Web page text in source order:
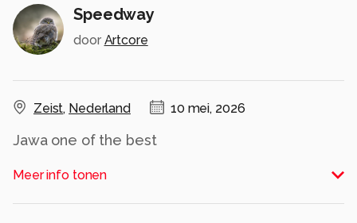
Speedway
door Artcore
Zeist, Nederland 10 mei, 2026
Jawa one of the best
Alle rechten voorbehouden
Meer info tonen